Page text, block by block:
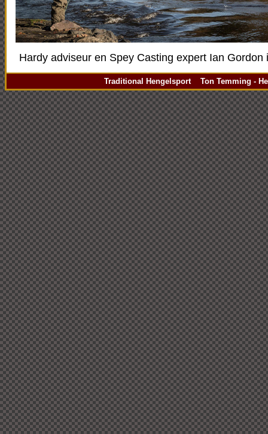
Hardy adviseur en Spey Casting expert Ian Gordon
Traditional Hengelsport Ton Temming -